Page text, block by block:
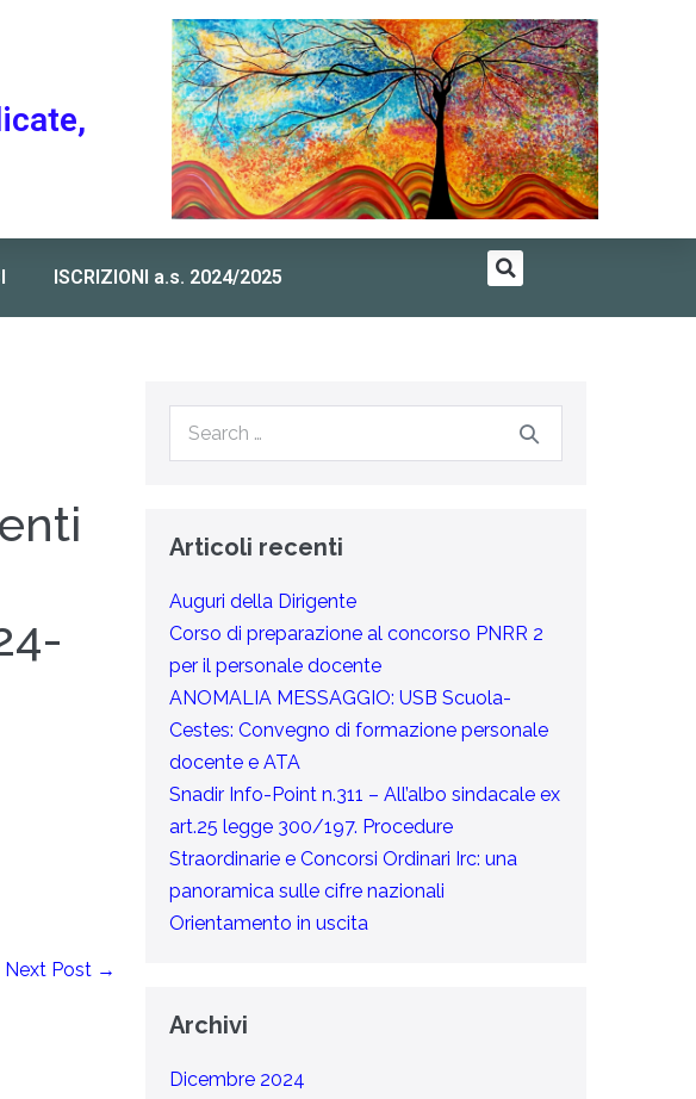
ISCRIZIONI a.s. 2024/2025
Next Post →
Articoli recenti
Auguri della Dirigente
Corso di preparazione al concorso PNRR 2
per il personale docente
ANOMALIA MESSAGGIO: USB Scuola-
Cestes: Convegno di formazione personale
docente e ATA
Snadir Info-Point n.311 – All’albo sindacale ex
art.25 legge 300/197. Procedure
Straordinarie e Concorsi Ordinari Irc: una
panoramica sulle cifre nazionali
Orientamento in uscita
Archivi
Dicembre 2024